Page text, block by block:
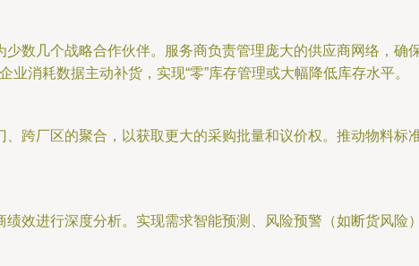
数几个战略合作伙伴。服务商负责管理庞大的供应商网络，确
消耗数据主动补货，实现“零”库存管理或大幅降低库存水平。
跨厂区的聚合，以获取更大的采购批量和议价权。推动物料标
效进行深度分析。实现需求智能预测、风险预警（如断货风险